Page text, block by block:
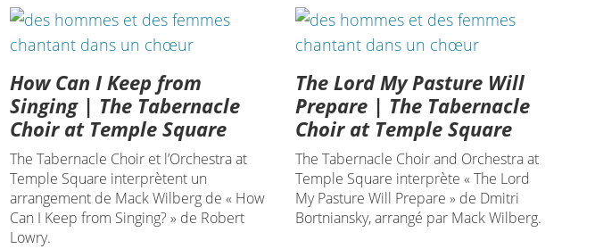
How Can I Keep from
Singing | The Tabernacle
Choir at Temple Square
The Tabernacle Choir et l’Orchestra at
Temple Square interprètent un
arrangement de Mack Wilberg de « How
Can I Keep from Singing? » de Robert
Lowry.
The Lord My Pasture Will
Prepare | The Tabernacle
Choir at Temple Square
The Tabernacle Choir and Orchestra at
Temple Square interprète « The Lord
My Pasture Will Prepare » de Dmitri
Bortniansky, arrangé par Mack Wilberg.